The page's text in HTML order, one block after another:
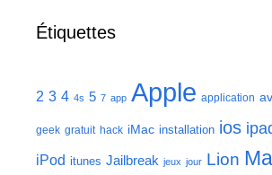
Étiquettes
2 3 4 4s 5 7 app Apple application
geek gratuit hack iMac installation ios
iPod itunes Jailbreak jeux jour Lion